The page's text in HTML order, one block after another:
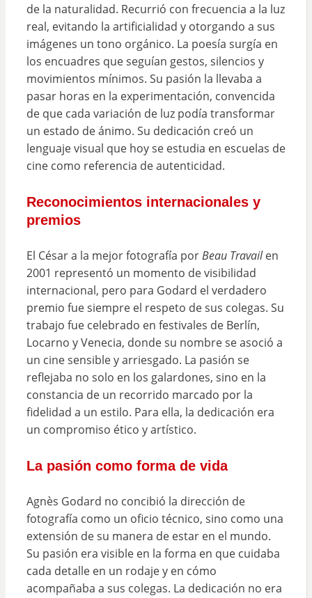
de la naturalidad. Recurrió con frecuencia a la luz
real, evitando la artificialidad y otorgando a sus
imágenes un tono orgánico. La poesía surgía en
los encuadres que seguían gestos, silencios y
movimientos mínimos. Su pasión la llevaba a
pasar horas en la experimentación, convencida
de que cada variación de luz podía transformar
un estado de ánimo. Su dedicación creó un
lenguaje visual que hoy se estudia en escuelas de
cine como referencia de autenticidad.
Reconocimientos internacionales y
premios
El César a la mejor fotografía porBeau Travailen
2001 representó un momento de visibilidad
internacional, pero para Godard el verdadero
premio fue siempre el respeto de sus colegas. Su
trabajo fue celebrado en festivales de Berlín,
Locarno y Venecia, donde su nombre se asoció a
un cine sensible y arriesgado. La pasión se
reflejaba no solo en los galardones, sino en la
constancia de un recorrido marcado por la
fidelidad a un estilo. Para ella, la dedicación era
un compromiso ético y artístico.
La pasión como forma de vida
Agnès Godard no concibió la dirección de
fotografía como un oficio técnico, sino como una
extensión de su manera de estar en el mundo.
Su pasión era visible en la forma en que cuidaba
cada detalle en un rodaje y en cómo
acompañaba a sus colegas. La dedicación no era